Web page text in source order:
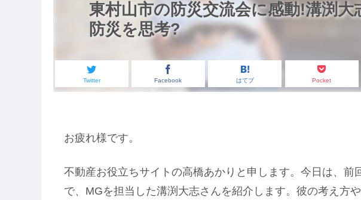
東村山市の防災交流会に感動!溝渕大
防災を思考?
Twitter Facebook はてブ Pocket
お疲れ様です。
不動産お役立ちサイトの高橋あかりと申します。今日は、前
で、MGを担当した溝渕大志さんを紹介します。彼の考え方